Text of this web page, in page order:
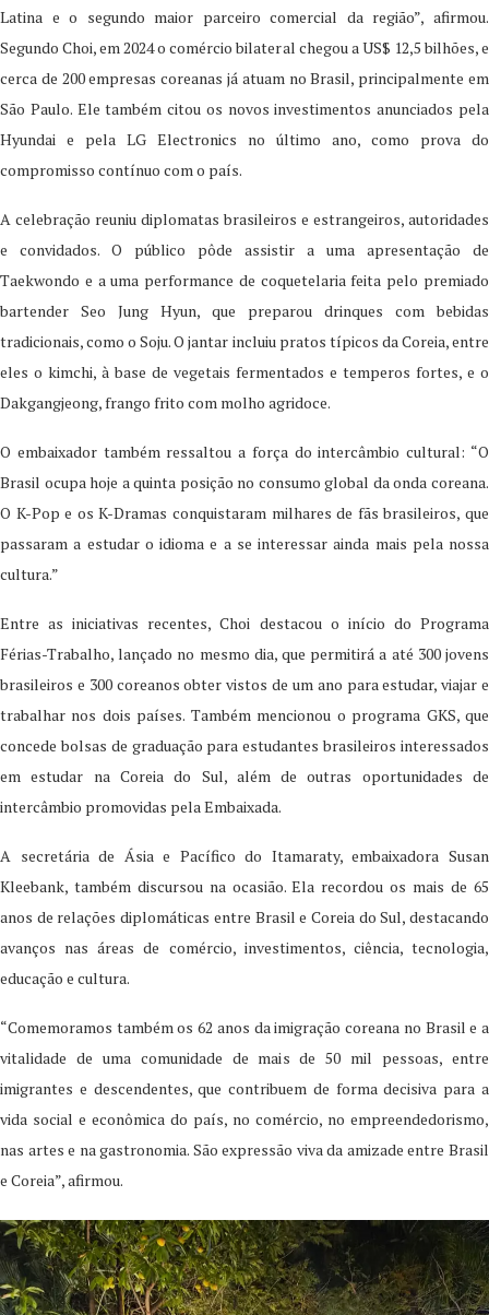
Latina e o segundo maior parceiro comercial da região”, afirmou.
Segundo Choi, em 2024 o comércio bilateral chegou a US$ 12,5 bilhões, e
cerca de 200 empresas coreanas já atuam no Brasil, principalmente em
São Paulo. Ele também citou os novos investimentos anunciados pela
Hyundai e pela LG Electronics no último ano, como prova do
compromisso contínuo com o país.
A celebração reuniu diplomatas brasileiros e estrangeiros, autoridades
e convidados. O público pôde assistir a uma apresentação de
Taekwondo e a uma performance de coquetelaria feita pelo premiado
bartender Seo Jung Hyun, que preparou drinques com bebidas
tradicionais, como o Soju. O jantar incluiu pratos típicos da Coreia, entre
eles o kimchi, à base de vegetais fermentados e temperos fortes, e o
Dakgangjeong, frango frito com molho agridoce.
O embaixador também ressaltou a força do intercâmbio cultural: “O
Brasil ocupa hoje a quinta posição no consumo global da onda coreana.
O K-Pop e os K-Dramas conquistaram milhares de fãs brasileiros, que
passaram a estudar o idioma e a se interessar ainda mais pela nossa
cultura.”
Entre as iniciativas recentes, Choi destacou o início do Programa
Férias-Trabalho, lançado no mesmo dia, que permitirá a até 300 jovens
brasileiros e 300 coreanos obter vistos de um ano para estudar, viajar e
trabalhar nos dois países. Também mencionou o programa GKS, que
concede bolsas de graduação para estudantes brasileiros interessados
em estudar na Coreia do Sul, além de outras oportunidades de
intercâmbio promovidas pela Embaixada.
A secretária de Ásia e Pacífico do Itamaraty, embaixadora Susan
Kleebank, também discursou na ocasião. Ela recordou os mais de 65
anos de relações diplomáticas entre Brasil e Coreia do Sul, destacando
avanços nas áreas de comércio, investimentos, ciência, tecnologia,
educação e cultura.
“Comemoramos também os 62 anos da imigração coreana no Brasil e a
vitalidade de uma comunidade de mais de 50 mil pessoas, entre
imigrantes e descendentes, que contribuem de forma decisiva para a
vida social e econômica do país, no comércio, no empreendedorismo,
nas artes e na gastronomia. São expressão viva da amizade entre Brasil
e Coreia”, afirmou.